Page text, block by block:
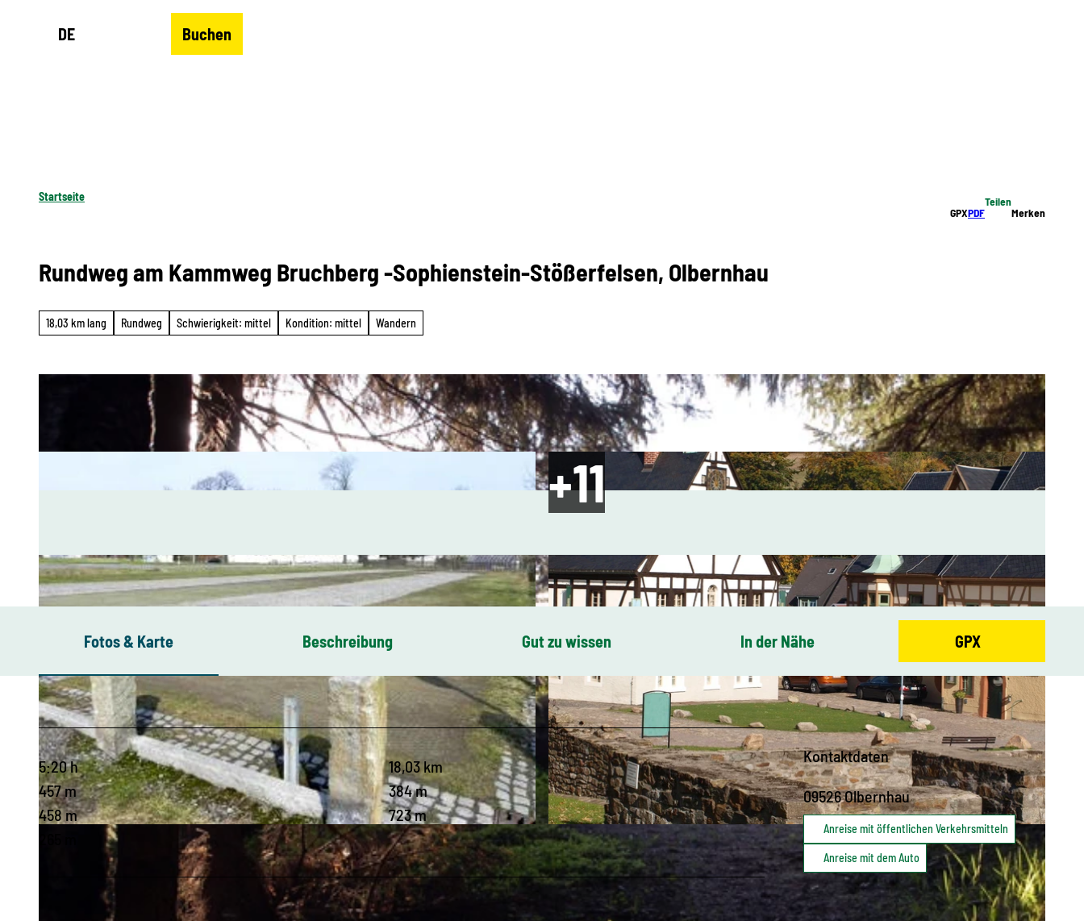
DE Buchen
Startseite
GPXPDF
Teilen
Merken
Rundweg am Kammweg Bruchberg -Sophienstein-Stößerfelsen, Olbernhau
18,03 km lang Rundweg Schwierigkeit: mittel Kondition: mittel Wandern
© Matthias Drechsel, Olbernhau - Mitten im Erzgebirge © Matthias Drechsel, Olbernhau - Mitten im Erzgebirge
Fotos & Karte Beschreibung Gut zu wissen In der Nähe GPX
5:20 h
18,03 km
457 m
384 m
458 m
723 m
Kontaktdaten
09526Olbernhau
Anreise mit öffentlichen Verkehrsmitteln
Anreise mit dem Auto